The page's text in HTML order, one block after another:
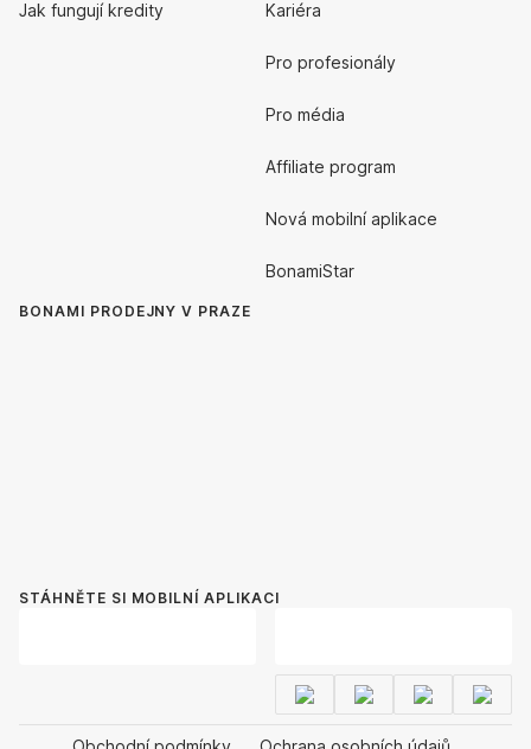
Jak fungují kredity Kariéra
Pro profesionály
Pro média
Affiliate program
Nová mobilní aplikace
BonamiStar
BONAMI PRODEJNY V PRAZE
STÁHNĚTE SI MOBILNÍ APLIKACI